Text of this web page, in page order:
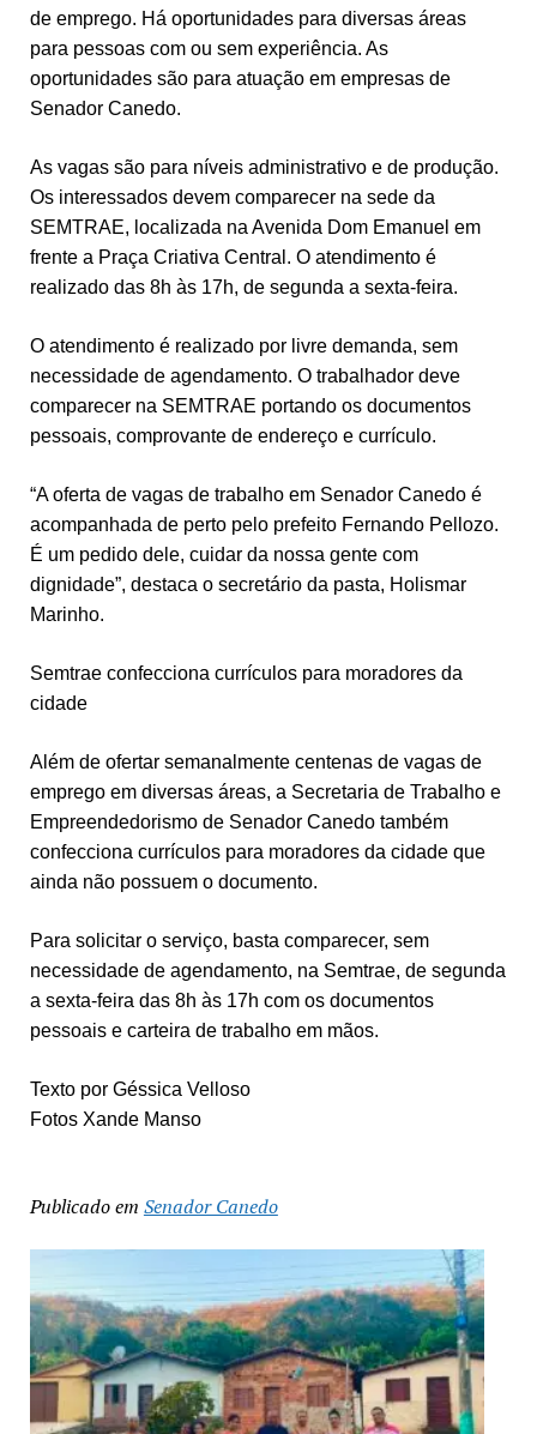
de emprego. Há oportunidades para diversas áreas
para pessoas com ou sem experiência. As
oportunidades são para atuação em empresas de
Senador Canedo.
As vagas são para níveis administrativo e de produção.
Os interessados devem comparecer na sede da
SEMTRAE, localizada na Avenida Dom Emanuel em
frente a Praça Criativa Central. O atendimento é
realizado das 8h às 17h, de segunda a sexta-feira.
O atendimento é realizado por livre demanda, sem
necessidade de agendamento. O trabalhador deve
comparecer na SEMTRAE portando os documentos
pessoais, comprovante de endereço e currículo.
“A oferta de vagas de trabalho em Senador Canedo é
acompanhada de perto pelo prefeito Fernando Pellozo.
É um pedido dele, cuidar da nossa gente com
dignidade”, destaca o secretário da pasta, Holismar
Marinho.
Semtrae confecciona currículos para moradores da
cidade
Além de ofertar semanalmente centenas de vagas de
emprego em diversas áreas, a Secretaria de Trabalho e
Empreendedorismo de Senador Canedo também
confecciona currículos para moradores da cidade que
ainda não possuem o documento.
Para solicitar o serviço, basta comparecer, sem
necessidade de agendamento, na Semtrae, de segunda
a sexta-feira das 8h às 17h com os documentos
pessoais e carteira de trabalho em mãos.
Texto por Géssica Velloso
Fotos Xande Manso
Publicado em Senador Canedo